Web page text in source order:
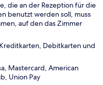
die an der Rezeption für die
benutzt werden soll, muss
auf den das Zimmer
Debitkarten und
Mastercard, American
Union Pay